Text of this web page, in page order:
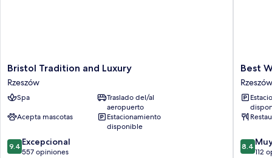
Bristol
Tradition
and
Luxury
Bristol Tradition and Luxury
Rzeszów
Spa
Traslado del/al
aeropuerto
Acepta mascotas
Estacionamiento
disponible
9.4
de
9.4 Excepcional
557 opiniones
Best
Western
Plus
Hotel
Rzeszow
City
Rzeszów
Best
Rzeszów
8.4
de
8.4
112